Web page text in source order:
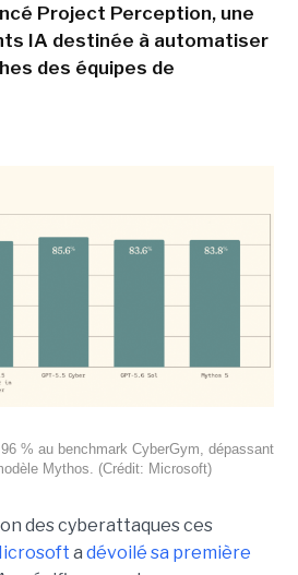
Project Perception, une
IA destinée à automatiser
des équipes de
% au benchmark CyberGym, dépassant
Mythos. (Crédit: Microsoft)
des cyberattaques ces
a dévoilé sa première